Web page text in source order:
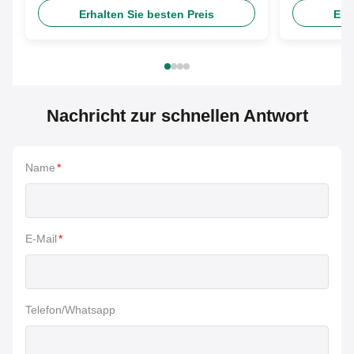
Erhalten Sie besten Preis
Nachricht zur schnellen Antwort
Name*
E-Mail*
Telefon/Whatsapp